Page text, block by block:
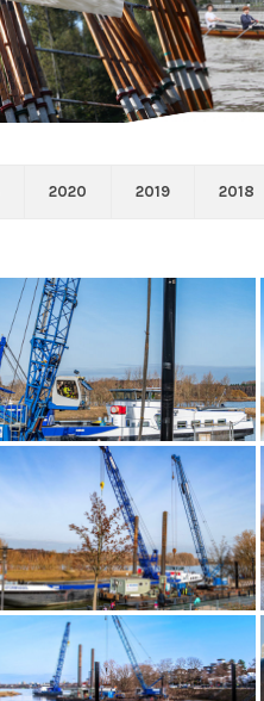
2020 2019 2018